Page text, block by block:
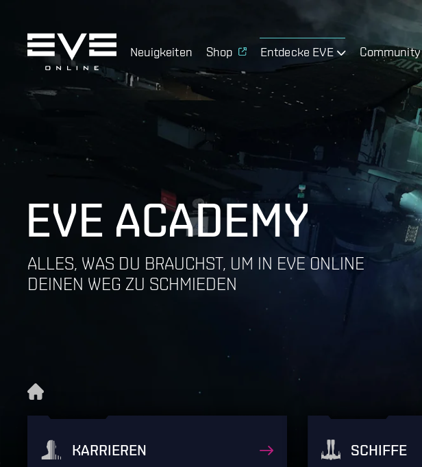
Neuigkeiten Shop Entdecke EVE Community
EVE ACADEMY
ALLES, WAS DU BRAUCHST, UM IN EVE ONLINE
DEINEN WEG ZU SCHMIEDEN
KARRIEREN SCHIFFE